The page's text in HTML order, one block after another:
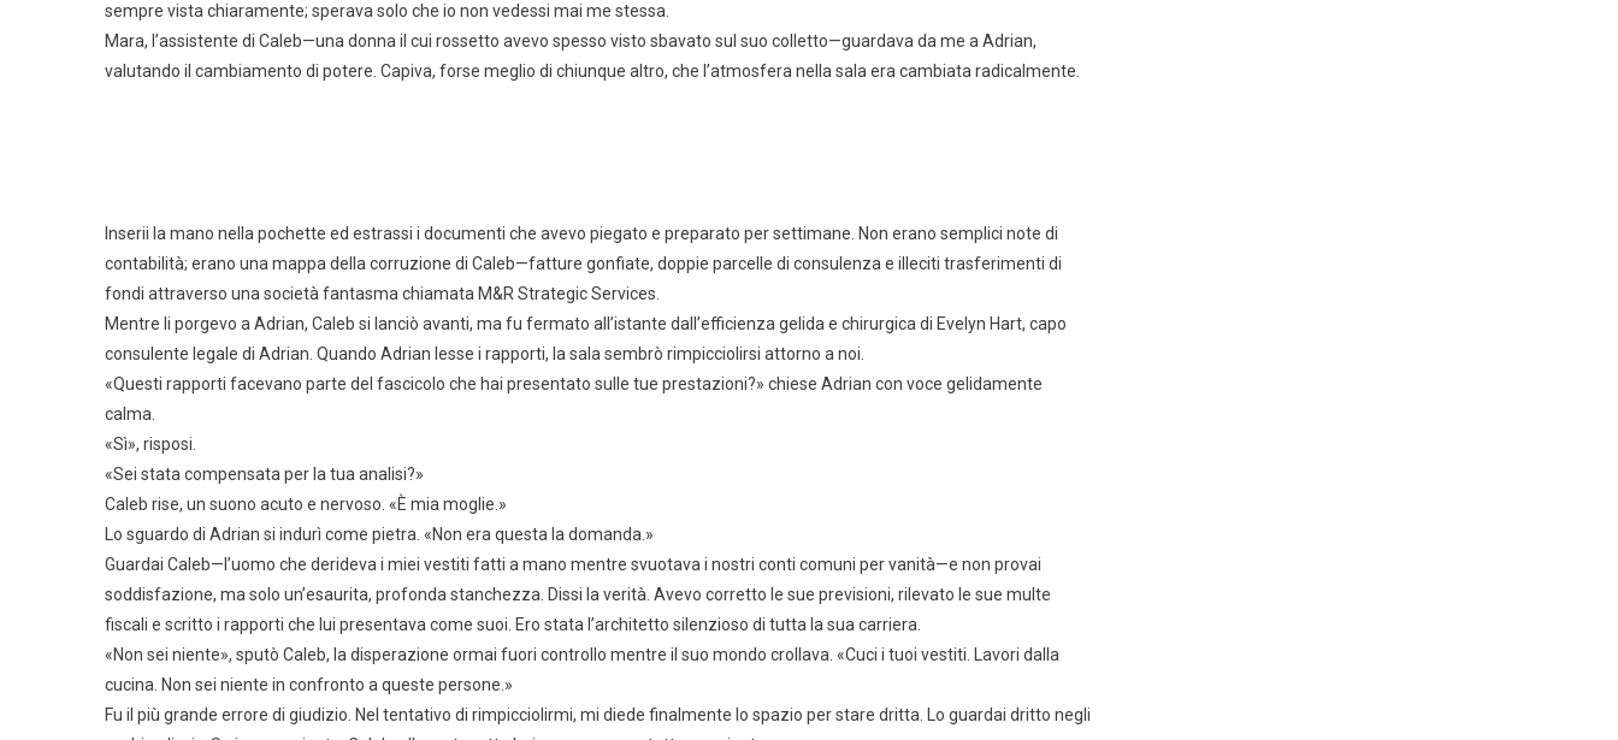
sempre vista chiaramente; sperava solo che io non vedessi mai me stessa.
Mara, l’assistente di Caleb—una donna il cui rossetto avevo spesso visto sbavato sul suo colletto—guardava da me a Adrian,
valutando il cambiamento di potere. Capiva, forse meglio di chiunque altro, che l’atmosfera nella sala era cambiata radicalmente.
Inserii la mano nella pochette ed estrassi i documenti che avevo piegato e preparato per settimane. Non erano semplici note di
contabilità; erano una mappa della corruzione di Caleb—fatture gonfiate, doppie parcelle di consulenza e illeciti trasferimenti di
fondi attraverso una società fantasma chiamata M&R Strategic Services.
Mentre li porgevo a Adrian, Caleb si lanciò avanti, ma fu fermato all’istante dall’efficienza gelida e chirurgica di Evelyn Hart, capo
consulente legale di Adrian. Quando Adrian lesse i rapporti, la sala sembrò rimpicciolirsi attorno a noi.
«Questi rapporti facevano parte del fascicolo che hai presentato sulle tue prestazioni?» chiese Adrian con voce gelidamente
calma.
«Sì», risposi.
«Sei stata compensata per la tua analisi?»
Caleb rise, un suono acuto e nervoso. «È mia moglie.»
Lo sguardo di Adrian si indurì come pietra. «Non era questa la domanda.»
Guardai Caleb—l’uomo che derideva i miei vestiti fatti a mano mentre svuotava i nostri conti comuni per vanità—e non provai
soddisfazione, ma solo un’esaurita, profonda stanchezza. Dissi la verità. Avevo corretto le sue previsioni, rilevato le sue multe
fiscali e scritto i rapporti che lui presentava come suoi. Ero stata l’architetto silenzioso di tutta la sua carriera.
«Non sei niente», sputò Caleb, la disperazione ormai fuori controllo mentre il suo mondo crollava. «Cuci i tuoi vestiti. Lavori dalla
cucina. Non sei niente in confronto a queste persone.»
Fu il più grande errore di giudizio. Nel tentativo di rimpicciolirmi, mi diede finalmente lo spazio per stare dritta. Lo guardai dritto negli